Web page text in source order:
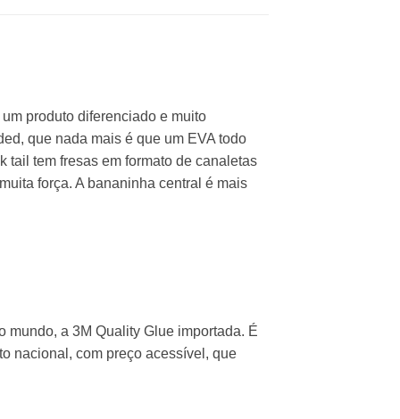
produto diferenciado e muito
que nada mais é que um EVA todo
tail tem fresas em formato de canaletas
força. A bananinha central é mais
a 3M Quality Glue importada. É
nacional, com preço acessível, que